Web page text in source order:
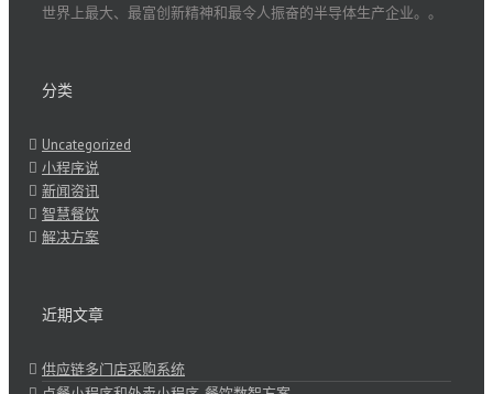
世界上最大、最富创新精神和最令人振奋的半导体生产企业。。
分类
Uncategorized
小程序说
新闻资讯
智慧餐饮
解决方案
近期文章
供应链多门店采购系统